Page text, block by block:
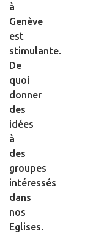
à
Genève
est
stimulante.
De
quoi
donner
des
idées
à
des
groupes
intéressés
dans
nos
Eglises.